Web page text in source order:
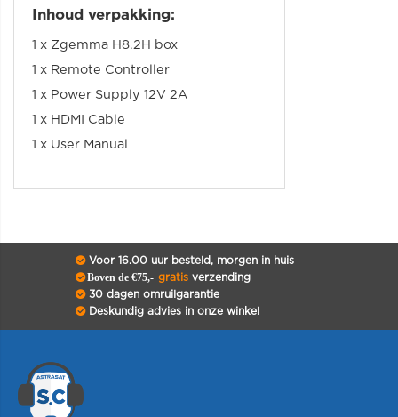
Inhoud verpakking:
1 x Zgemma H8.2H box
1 x Remote Controller
1 x Power Supply 12V 2A
1 x HDMI Cable
1 x User Manual
Voor 16.00 uur besteld, morgen in huis
Boven de €75,- gratisverzending
30 dagen omruilgarantie
Deskundig advies in onze winkel